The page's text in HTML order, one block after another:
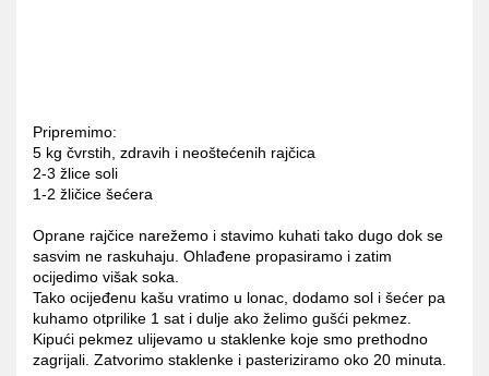
Pripremimo:
5 kg čvrstih, zdravih i neoštećenih rajčica
2-3 žlice soli
1-2 žličice šećera
Oprane rajčice narežemo i stavimo kuhati tako dugo dok se
sasvim ne raskuhaju. Ohlađene propasiramo i zatim
ocijedimo višak soka.
Tako ocijeđenu kašu vratimo u lonac, dodamo sol i šećer pa
kuhamo otprilike 1 sat i dulje ako želimo gušći pekmez.
Kipući pekmez ulijevamo u staklenke koje smo prethodno
zagrijali. Zatvorimo staklenke i pasteriziramo oko 20 minuta.